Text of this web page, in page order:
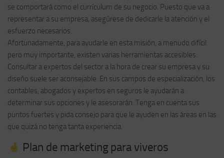
se comportará como el currículum de su negocio. Puesto que va a
representar a su empresa, asegúrese de dedicarle la atención y el
esfuerzo necesarios.
Afortunadamente, para ayudarle en esta misión, a menudo difícil
pero muy importante, existen varias herramientas accesibles.
Consultar a expertos del sector a la hora de crear su empresa y su
diseño suele ser aconsejable. En sus campos de especialización, los
contables, abogados y expertos en seguros le ayudarán a
determinar sus opciones y le asesorarán. Tenga en cuenta sus
puntos fuertes y pida consejo para que le ayuden en las áreas en las
que quizá no tenga tanta experiencia.
Plan de marketing para viveros